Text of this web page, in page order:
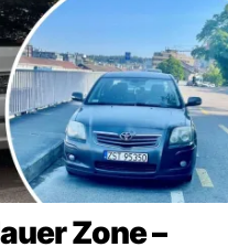
Zone –